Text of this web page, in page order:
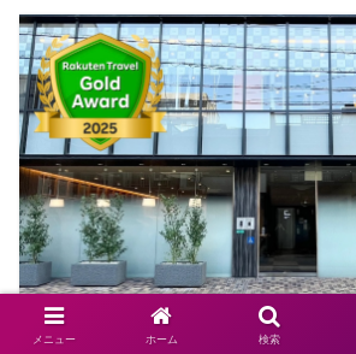
「ポルタイン弁天
メニュー ホーム 検索